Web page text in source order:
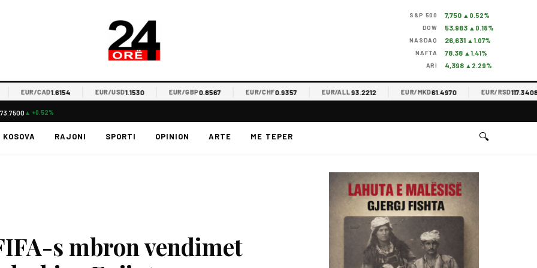
S&P 500 7,750 ▲0.52%
DOW 53,983 ▲0.18%
NASDAQ 26,631 ▲1.07%
NAFTA 78.38 ▲1.41%
ARI 4,398 ▲2.29%
EUR/CAD1.6154 EUR/USD1.1530 EUR/GBP0.8567 EUR/CHF0.9357 EUR/ALL93.2212 EUR/MKD61.4970 EUR/RSD117.3408
▲ +0.52%
KOSOVA RAJONI SPORTI OPINION ARTE ME TEPER 🔍
s mbron vendimet